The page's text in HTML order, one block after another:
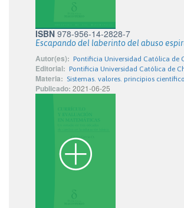
ISBN 978-956-14-2828-7
Escapando del laberinto del abuso
Autor(es): Pontificia Universidad Católica de
Editorial: Pontificia Universidad Católica de
Materia: Sistemas. valores. principios
Publicado: 2021-06-25